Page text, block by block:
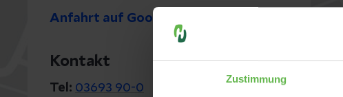
Zustimmung
Anfahrt auf Google Maps
Kontakt
Tel: 03693 90-0